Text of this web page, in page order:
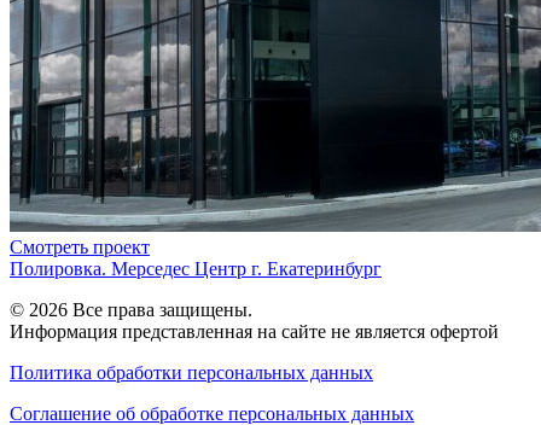
Смотреть проект
Полировка. Мерседес Центр г. Екатеринбург
© 2026 Все права защищены.
Информация представленная на сайте не является офертой
Политика обработки персональных данных
Соглашение об обработке персональных данных